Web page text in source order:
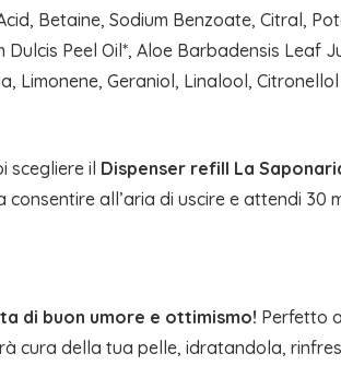
Betaine, Sodium Benzoate, Citral,
Peel Oil*, Aloe Barbadensis Leaf
Limonene, Geraniol, Linalool,
scegliere il Dispenser refill La
all’aria di uscire e attendi 30
di buon umore e ottimismo! Perfetto
cura della tua pelle, idratandola,